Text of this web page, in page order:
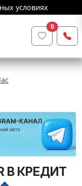
условиях
0
В КРЕДИТ